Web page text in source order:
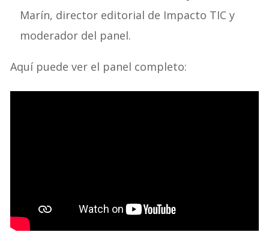
Marín, director editorial de Impacto TIC y
moderador del panel.
Aquí puede ver el panel completo: